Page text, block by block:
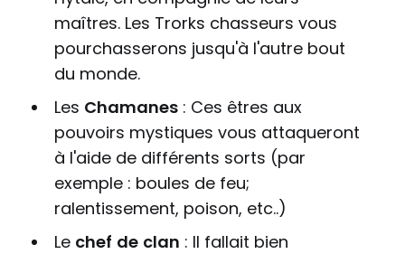
maîtres. Les Trorks chasseurs vous
pourchasserons jusqu'à l'autre bout
du monde.
Les Chamanes: Ces êtres aux
pouvoirs mystiques vous attaqueront
à l'aide de différents sorts (par
exemple : boules de feu;
ralentissement, poison, etc..)
Le chef de clan : Il fallait bien